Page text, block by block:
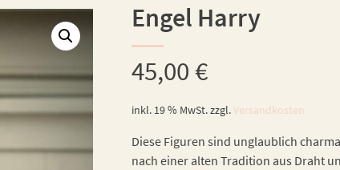
Engel Harry
45,00€
inkl. 19 % MwSt.zzgl.Versandkosten
Diese Figuren sind unglaublich
nach einer alten Tradition aus Draht